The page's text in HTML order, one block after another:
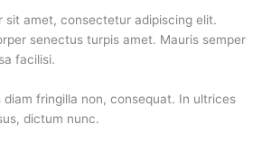
sit amet, consectetur adipiscing elit.
senectus turpis amet. Mauris semper
facilisi.
diam fringilla non, consequat. In ultrices
dictum nunc.